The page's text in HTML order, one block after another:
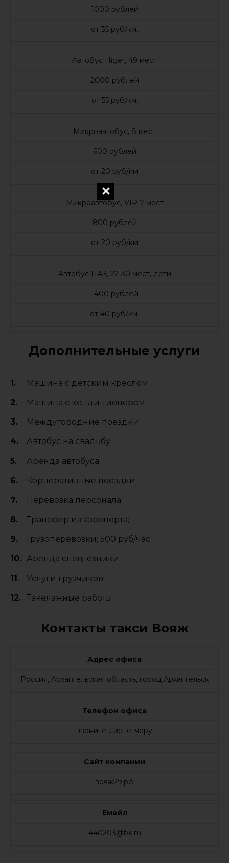
1000 рублей
от 35 руб/км.
Автобус Higer, 49 мест
2000 рублей
от 55 руб/км.
Микроавтобус, 8 мест
600 рублей
от 20 руб/км
Микроавтобус, VIP 7 мест
800 рублей
от 20 руб/км
Автобус ПАЗ, 22-30 мест, дети
1400 рублей
от 40 руб/км.
Дополнительные услуги
Машина с детским креслом;
Машина с кондиционером;
Междугородние поездки;
Автобус на свадьбу;
Аренда автобуса;
Корпоративные поездки;
Перевозка персонала;
Трансфер из аэропорта;
Грузоперевозки; 500 руб/час;
Аренда спецтехники;
Услуги грузчиков;
Такелажные работы.
Контакты такси Вояж
Адрес офиса
Россия, Архангельская область, город Архангельск
Телефон офиса
звоните диспетчеру
Сайт компании
вояж29.рф
Емейл
440203@bk.ru